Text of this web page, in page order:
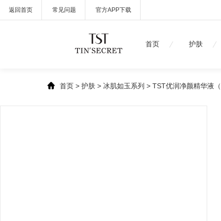
返回首页 常见问题 官方APP下载
首页 护肤
首页 > 护肤 > 冰肌如玉系列 > TST优润净颜精华液